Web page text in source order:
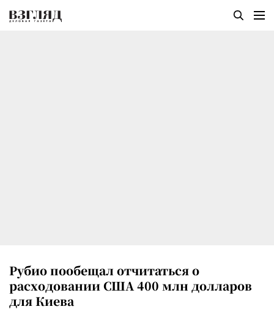
Рубио пообещал отчитаться о
расходовании США 400 млн долларов
для Киева